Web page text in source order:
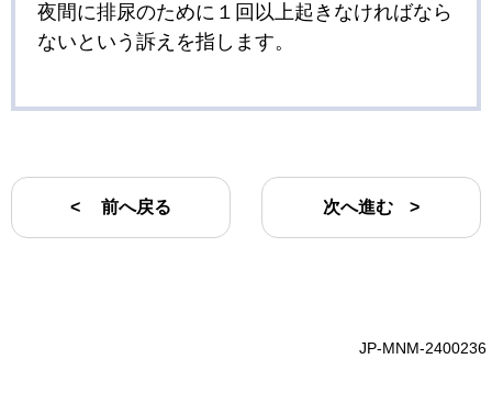
夜間に排尿のために１回以上起きなければなら
ないという訴えを指します。
前へ戻る 次へ進む
JP-MNM-2400236